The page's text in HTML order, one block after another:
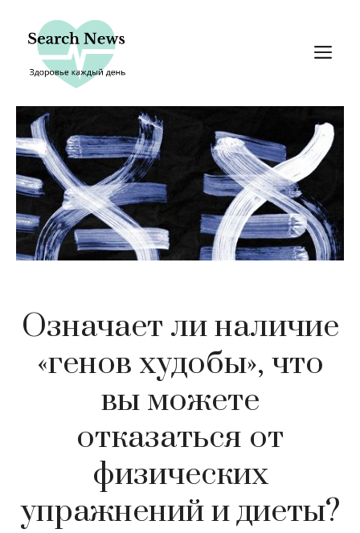
содержимому
Означает ли наличие
«генов худобы», что
вы можете
отказаться от
физических
упражнений и диеты?